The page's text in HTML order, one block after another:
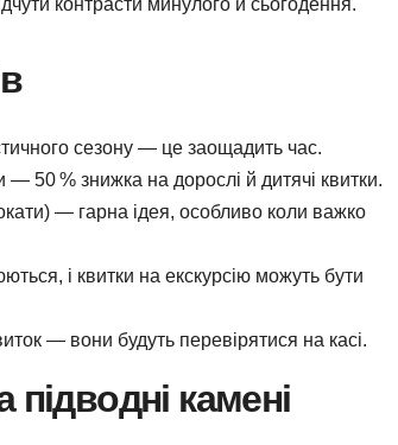
контрасти минулого й сьогодення.
сезону — це заощадить час.
50 % знижка на дорослі й дитячі квитки.
— гарна ідея, особливо коли важко
і квитки на екскурсію можуть бути
— вони будуть перевірятися на касі.
камені